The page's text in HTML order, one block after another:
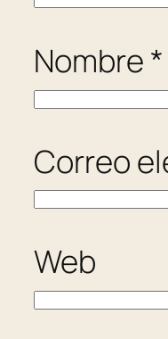
Nombre*
Correo
Web